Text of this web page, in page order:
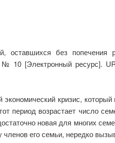
оставшихся без
№ 10 [Электронный ресурс].
кризис,
период возрастает число
новая для многих
его семьи, нередко